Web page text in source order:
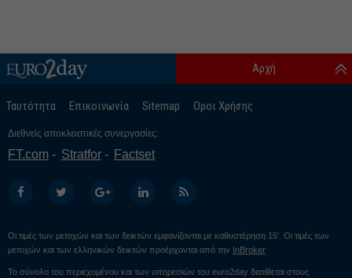
Ταυτότητα Επικοινωνία Sitemap Οροι Χρήσης
Αρχή
Διεθνείς αποκλειστικές συνεργασίες:
FT.com Stratfor Factset
Οι τιμές των μετοχών και των δεικτών εμφανίζονται με καθυστέρηση 15’. Οι τιμές των
μετοχών και των ελληνικών δεικτών προέρχονται από την InBroker
Το σύνολο του περιεχομένου και των υπηρεσιών του euro2day διατίθεται στους